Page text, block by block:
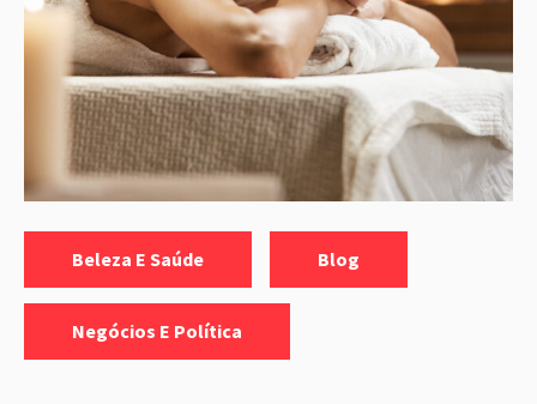
Beleza E Saúde Blog
Negócios E Política